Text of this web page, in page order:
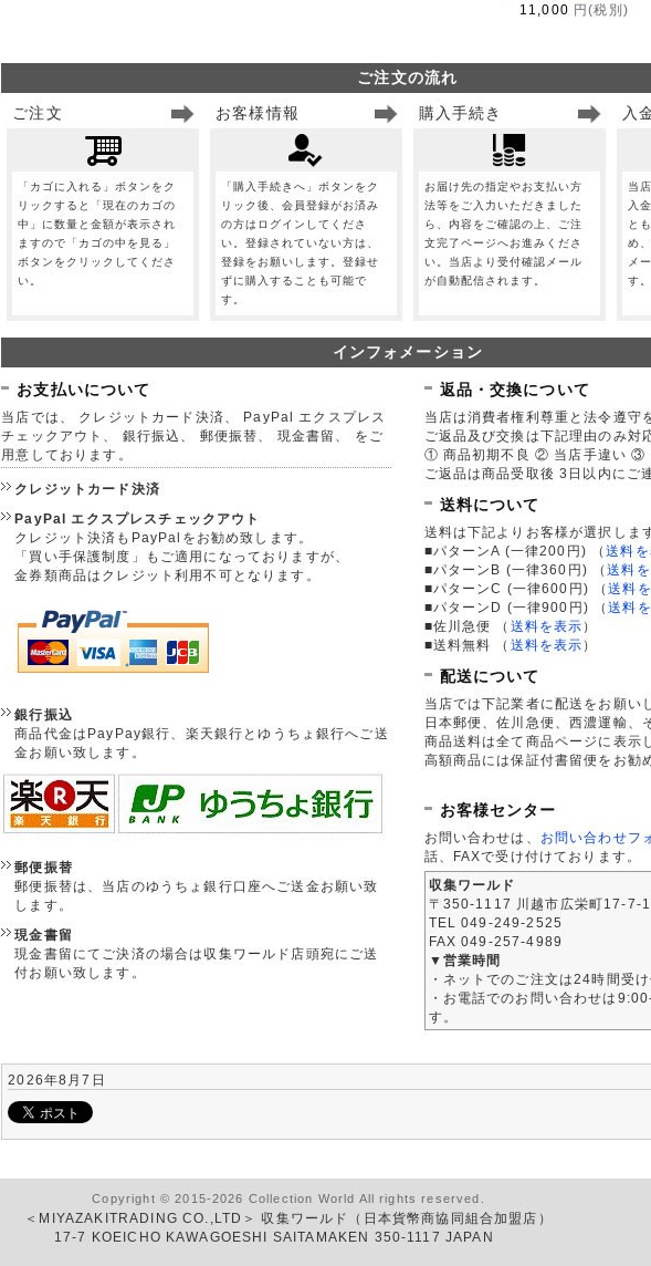
11,000 円(税別)
ご注文の流れ
ご注文
「カゴに入れる」ボタンをク
リックすると「現在のカゴの
中」に数量と金額が表示され
ますので「カゴの中を見る」
ボタンをクリックしてくださ
い。
お客様情報
「購入手続きへ」ボタンをク
リック後、会員登録がお済み
の方はログインしてくださ
い。登録されていない方は、
登録をお願いします。登録せ
ずに購入することも可能で
す。
購入手続き
お届け先の指定やお支払い方
法等をご入力いただきました
ら、内容をご確認の上、ご注
文完了ページへお進みくださ
い。当店より受付確認メール
が自動配信されます。
入
当
入
と
め
メ
す。
インフォメーション
お支払いについて
当店では、 クレジットカード決済、 PayPal エクスプレス
チェックアウト、 銀行振込、 郵便振替、 現金書留、 をご
用意しております。
クレジットカード決済
PayPal エクスプレスチェックアウト
クレジット決済もPayPalをお勧め致します。
「買い手保護制度」もご適用になっておりますが、
金券類商品はクレジット利用不可となります。
銀行振込
商品代金はPayPay銀行、楽天銀行とゆうちょ銀行へご送
金お願い致します。
郵便振替
郵便振替は、当店のゆうちょ銀行口座へご送金お願い致
します。
現金書留
現金書留にてご決済の場合は収集ワールド店頭宛にご送
付お願い致します。
返品・交換について
当店は消費者権利尊重と法令遵守
ご返品及び交換は下記理由のみ対
① 商品初期不良 ② 当店手違い ③
ご返品は商品受取後 3日以内にご
送料について
送料は下記よりお客様が選択しま
■パターンA (一律200円)
（送料
■パターンB (一律360円)
（送料
■パターンC (一律600円)
（送料
■パターンD (一律900円)
（送料
■佐川急便
（ 送料を表示 ）
■送料無料
（ 送料を表示 ）
配送について
当店では下記業者に配送をお願い
日本郵便、佐川急便、西濃運輸
商品送料は全て商品ページに表示
高額商品には保証付書留便をお勧
お客様センター
お問い合わせは、 お問い合わせフ
話、FAXで受け付けております。
収集ワールド
〒350-1117 川越市広栄町17-7-
TEL 049-249-2525
FAX 049-257-4989
▼営業時間
・ネットでのご注文は24時間受
・お電話でのお問い合わせは
す。
2026年8月7日
Copyright © 2015-2026 Collection World All rights reserved.
＜MIYAZAKITRADING CO.,LTD＞ 収集ワールド（日本貨幣商協同組合加盟店）
17-7 KOEICHO KAWAGOESHI SAITAMAKEN 350-1117 JAPAN